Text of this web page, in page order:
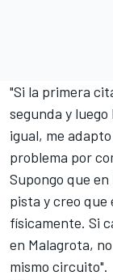
"Si la primera
segunda y
igual, me
problema por
Supongo que
pista y creo que
físicamente. Si
en Malagrota,
mismo circuito".